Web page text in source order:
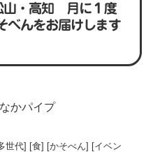
山・高知 月に１度
べんをお届けします
かパイプ
世代] [食] [かそべん] [イベン